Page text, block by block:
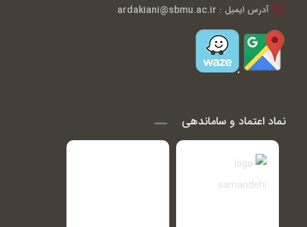
آدرس ایمیل : ardakiani@sbmu.ac.ir
نماد اعتماد و ساماندهی